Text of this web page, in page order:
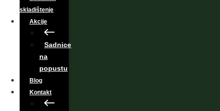
skladištenje
Akcije
Sadnice
na
popustu
Blog
Kontakt